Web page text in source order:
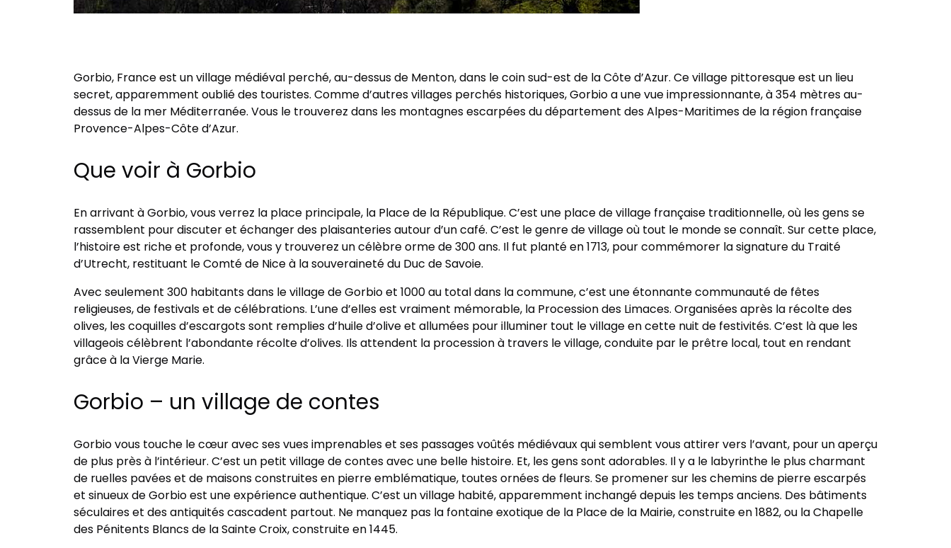
Gorbio, France est un village médiéval perché, au-dessus de Menton, dans le coin sud-est de la Côte d’Azur. Ce village pittoresque est un lieu
secret, apparemment oublié des touristes. Comme d’autres villages perchés historiques, Gorbio a une vue impressionnante, à 354 mètres au-
dessus de la mer Méditerranée. Vous le trouverez dans les montagnes escarpées du département des Alpes-Maritimes de la région française
Provence-Alpes-Côte d’Azur.
Que voir à Gorbio
En arrivant à Gorbio, vous verrez la place principale, la Place de la République. C’est une place de village française traditionnelle, où les gens se
rassemblent pour discuter et échanger des plaisanteries autour d’un café. C’est le genre de village où tout le monde se connaît. Sur cette place,
l’histoire est riche et profonde, vous y trouverez un célèbre orme de 300 ans. Il fut planté en 1713, pour commémorer la signature du Traité
d’Utrecht, restituant le Comté de Nice à la souveraineté du Duc de Savoie.
Avec seulement 300 habitants dans le village de Gorbio et 1000 au total dans la commune, c’est une étonnante communauté de fêtes
religieuses, de festivals et de célébrations. L’une d’elles est vraiment mémorable, la Procession des Limaces. Organisées après la récolte des
olives, les coquilles d’escargots sont remplies d’huile d’olive et allumées pour illuminer tout le village en cette nuit de festivités. C’est là que les
villageois célèbrent l’abondante récolte d’olives. Ils attendent la procession à travers le village, conduite par le prêtre local, tout en rendant
grâce à la Vierge Marie.
Gorbio – un village de contes
Gorbio vous touche le cœur avec ses vues imprenables et ses passages voûtés médiévaux qui semblent vous attirer vers l’avant, pour un aperçu
de plus près à l’intérieur. C’est un petit village de contes avec une belle histoire. Et, les gens sont adorables. Il y a le labyrinthe le plus charmant
de ruelles pavées et de maisons construites en pierre emblématique, toutes ornées de fleurs. Se promener sur les chemins de pierre escarpés
et sinueux de Gorbio est une expérience authentique. C’est un village habité, apparemment inchangé depuis les temps anciens. Des bâtiments
séculaires et des antiquités cascadent partout. Ne manquez pas la fontaine exotique de la Place de la Mairie, construite en 1882, ou la Chapelle
des Pénitents Blancs de la Sainte Croix, construite en 1445.